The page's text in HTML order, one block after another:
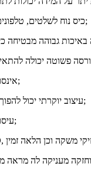
3> כיס נוח לשלטים, טלפונים ופריטים קטנים אחרים;
6> אינסוף עמדות בלחיצת כפתור;
7> עיצוב יוקרתי יכול להפוך את הבית שלך לחמימות;
8> עיסוי ופונקציית חימום זמינים;